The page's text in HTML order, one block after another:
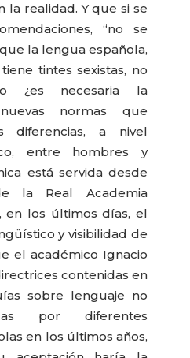
la realidad. Y que si se
“no se
la lengua española,
tintes sexistas, no
¿es necesaria la
normas que
diferencias, a nivel
entre hombres y
está servida desde
la Real Academia
en los últimos días, el
y visibilidad de
el académico Ignacio
contenidas en
sobre lenguaje no
por diferentes
en los últimos años,